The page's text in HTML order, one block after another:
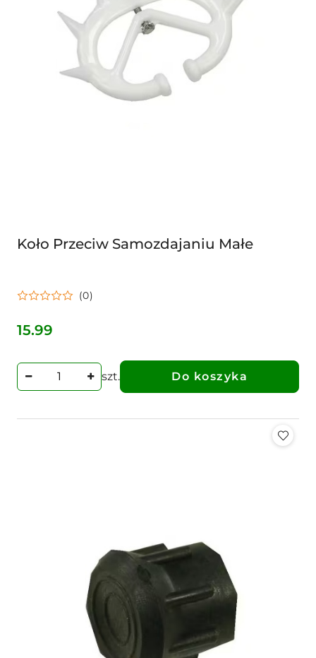
Koło Przeciw Samozdajaniu Małe
(0)
Cena:
15.99
szt. Do koszyka